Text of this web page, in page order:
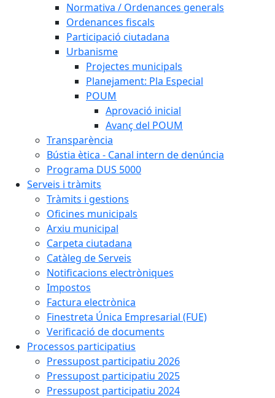
Normativa / Ordenances generals
Ordenances fiscals
Participació ciutadana
Urbanisme
Projectes municipals
Planejament: Pla Especial
POUM
Aprovació inicial
Avanç del POUM
Transparència
Bústia ètica - Canal intern de denúncia
Programa DUS 5000
Serveis i tràmits
Tràmits i gestions
Oficines municipals
Arxiu municipal
Carpeta ciutadana
Catàleg de Serveis
Notificacions electròniques
Impostos
Factura electrònica
Finestreta Única Empresarial (FUE)
Verificació de documents
Processos participatius
Pressupost participatiu 2026
Pressupost participatiu 2025
Pressupost participatiu 2024